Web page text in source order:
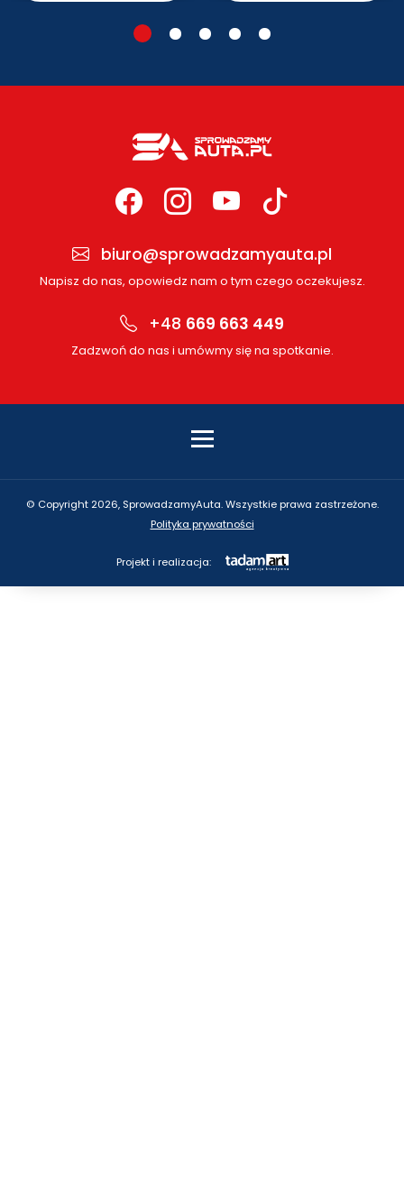
biuro@sprowadzamyauta.pl
Napisz do nas, opowiedz nam o tym czego oczekujesz.
+48 669 663 449
Zadzwoń do nas i umówmy się na spotkanie.
© Copyright 2026, SprowadzamyAuta. Wszystkie prawa zastrzeżone.
Polityka prywatności
Projekt i realizacja: